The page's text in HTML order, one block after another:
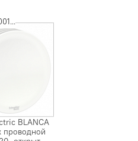
BLANCA
проводной